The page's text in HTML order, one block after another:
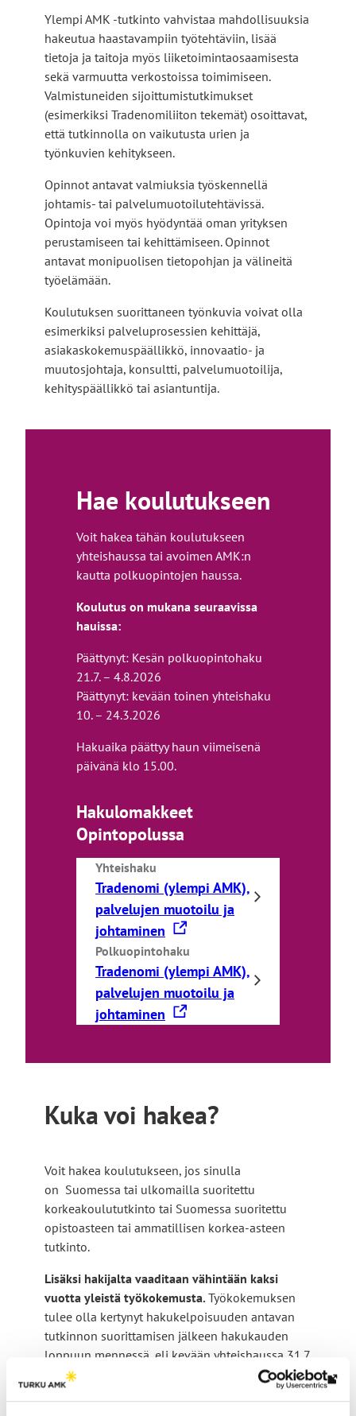
Ylempi AMK -tutkinto vahvistaa mahdollisuuksia
hakeutua haastavampiin työtehtäviin, lisää
tietoja ja taitoja myös liiketoimintaosaamisesta
sekä varmuutta verkostoissa toimimiseen.
Valmistuneiden sijoittumistutkimukset
(esimerkiksi Tradenomiliiton tekemät) osoittavat,
että tutkinnolla on vaikutusta urien ja
työnkuvien kehitykseen.
Opinnot antavat valmiuksia työskennellä
johtamis- tai palvelumuotoilutehtävissä.
Opintoja voi myös hyödyntää oman yrityksen
perustamiseen tai kehittämiseen. Opinnot
antavat monipuolisen tietopohjan ja välineitä
työelämään.
Koulutuksen suorittaneen työnkuvia voivat olla
esimerkiksi palveluprosessien kehittäjä,
asiakaskokemuspäällikkö, innovaatio- ja
muutosjohtaja, konsultti, palvelumuotoilija,
kehityspäällikkö tai asiantuntija.
Hae koulutukseen
Voit hakea tähän koulutukseen
yhteishaussa tai avoimen AMK:n
kautta polkuopintojen haussa.
Koulutus on mukana seuraavissa
hauissa:
Päättynyt: Kesän polkuopintohaku
21.7. – 4.8.2026
Päättynyt: kevään toinen yhteishaku
10. – 24.3.2026
Hakuaika päättyy haun viimeisenä
päivänä klo 15.00.
Hakulomakkeet
Opintopolussa
Yhteishaku
Tradenomi (ylempi AMK),
palvelujen muotoilu ja
johtaminen
i
n
k
k
v
e
u
k
o
i
s
l
l
e
s
i
u
Polkuopintohaku
Tradenomi (ylempi AMK),
palvelujen muotoilu ja
johtaminen
i
e
u
l
o
i
s
e
l
e
Kuka voi hakea?
Voit hakea koulutukseen, jos sinulla
on Suomessa tai ulkomailla suoritettu
korkeakoulututkinto tai Suomessa suoritettu
opistoasteen tai ammatillisen korkea-asteen
tutkinto.
Lisäksi hakijalta vaaditaan vähintään kaksi
vuotta yleistä työkokemusta. Työkokemuksen
tulee olla kertynyt hakukelpoisuuden antavan
tutkinnon suorittamisen jälkeen hakukauden
loppuun mennessä, eli kevään yhteishaussa 31.7.
mennessä ja syksyn yhteishaussa 31.12.
mennessä.